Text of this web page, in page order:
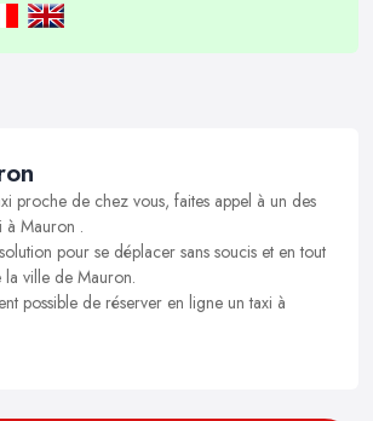
proche de chez vous, faites appel à un des
à Mauron .
pour se déplacer sans soucis et en tout
ville de Mauron.
possible de réserver en ligne un taxi à